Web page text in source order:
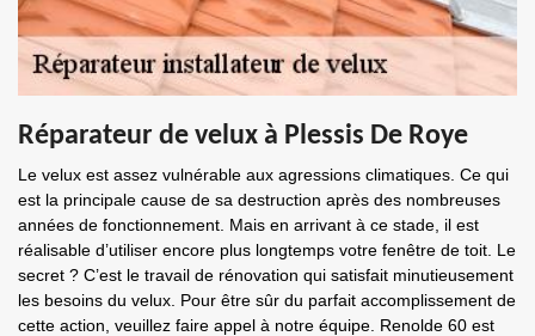
Réparateur de velux à Plessis De Roye
Le velux est assez vulnérable aux agressions climatiques. Ce qui
est la principale cause de sa destruction après des nombreuses
années de fonctionnement. Mais en arrivant à ce stade, il est
réalisable d’utiliser encore plus longtemps votre fenêtre de toit. Le
secret ? C’est le travail de rénovation qui satisfait minutieusement
les besoins du velux. Pour être sûr du parfait accomplissement de
cette action, veuillez faire appel à notre équipe. Renolde 60 est